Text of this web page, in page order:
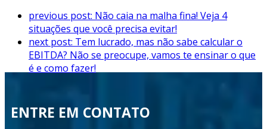
previous post: Não caia na malha fina! Veja 4
situações que você precisa evitar!
next post: Tem lucrado, mas não sabe calcular o
EBITDA? Não se preocupe, vamos te ensinar o que
é e como fazer!
ENTRE EM CONTATO